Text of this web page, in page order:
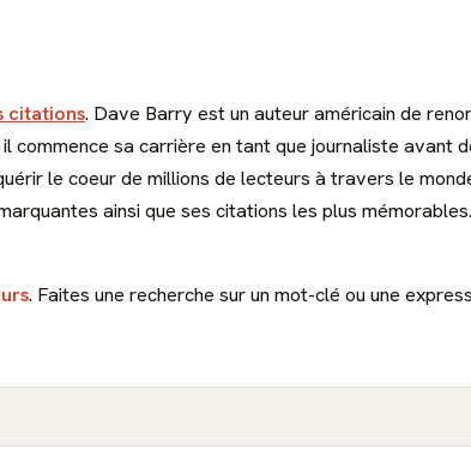
citations. Dave Barry est un auteur américain de
commence sa carrière en tant que journaliste avant
le coeur de millions de lecteurs à travers le
ainsi que ses citations les plus mémorables.
. Faites une recherche sur un mot-clé ou une